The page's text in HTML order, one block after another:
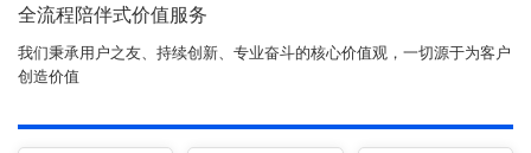
全流程陪伴式价值服务
我们秉承用户之友、持续创新、专业奋斗的核心价值观，一切源于为客户
创造价值